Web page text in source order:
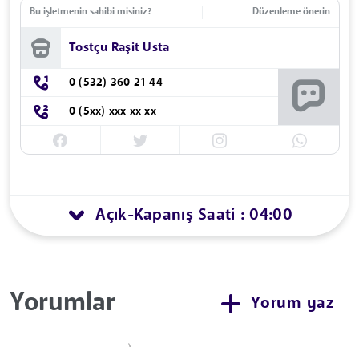
Bu işletmenin sahibi misiniz? Düzenleme önerin
Tostçu Raşit Usta
0 (532) 360 21 44
0 (5xx) xxx xx xx
Açık-Kapanış Saati : 04:00
Yorumlar Yorum yaz